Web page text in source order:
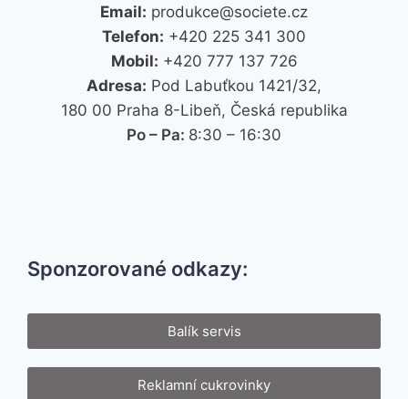
Email: produkce@societe.cz
Telefon: +420 225 341 300
Mobil: +420 777 137 726
Adresa: Pod Labuťkou 1421/32,
180 00 Praha 8-Libeň, Česká republika
Po – Pa: 8:30 – 16:30
Sponzorované odkazy:
Balík servis
Reklamní cukrovinky